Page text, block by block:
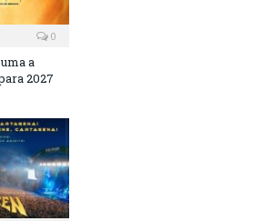
0
a
2027